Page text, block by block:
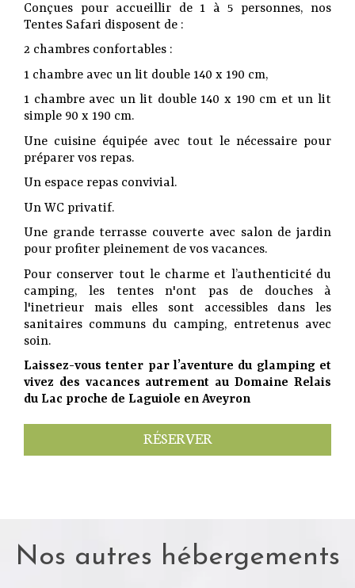
Conçues pour accueillir de 1 à 5 personnes, nos
Tentes Safari disposent de :
2 chambres confortables :
1 chambre avec un lit double 140 x 190 cm,
1 chambre avec un lit double 140 x 190 cm et un lit
simple 90 x 190 cm.
Une cuisine équipée avec tout le nécessaire pour
préparer vos repas.
Un espace repas convivial.
Un WC privatif.
Une grande terrasse couverte avec salon de jardin
pour profiter pleinement de vos vacances.
Pour conserver tout le charme et l’authenticité du
camping, les tentes n'ont pas de douches à
l'inetrieur mais elles sont accessibles dans les
sanitaires communs du camping, entretenus avec
soin.
Laissez-vous tenter par l’aventure du glamping et
vivez des vacances autrement au Domaine Relais
du Lac proche de Laguiole en Aveyron
RÉSERVER
Nos autres hébergements